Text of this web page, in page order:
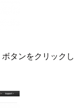
タンをクリックし